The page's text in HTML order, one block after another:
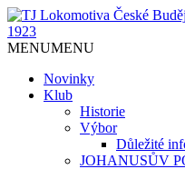
TJ
Budějovice |
Založeno 1923
Jediný
MENUMENU
Novinky
Klub
Historie
Výbor
Důležité
JOHANUSŮV